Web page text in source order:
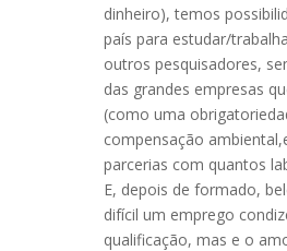
dinheiro), temos
país para estudar/
outros pesquisadores,
das grandes empresas
(como uma
compensação
parcerias com quantos
E, depois de formado,
difícil um emprego
qualificação, mas e o